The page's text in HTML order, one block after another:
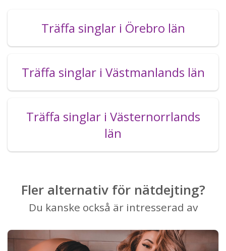
Träffa singlar i Örebro län
Träffa singlar i Västmanlands län
Träffa singlar i Västernorrlands
län
Fler alternativ för nätdejting?
Du kanske också är intresserad av